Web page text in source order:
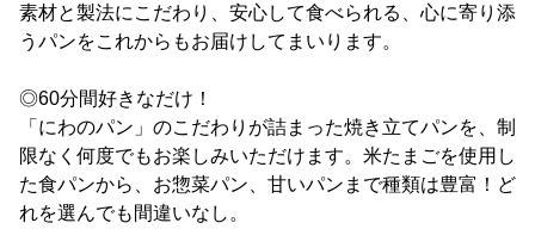
素材と製法にこだわり、安心して食べられる、心に寄り添
うパンをこれからもお届けしてまいります。
◎60分間好きなだけ！
「にわのパン」のこだわりが詰まった焼き立てパンを、制
限なく何度でもお楽しみいただけます。米たまごを使用し
た食パンから、お惣菜パン、甘いパンまで種類は豊富！ど
れを選んでも間違いなし。